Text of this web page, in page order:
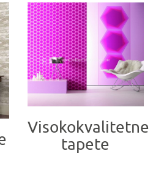
Visokokvalitetne
tapete